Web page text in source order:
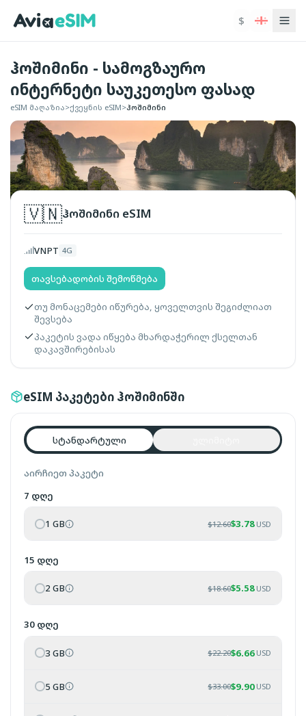
$
ჰოშიმინი - სამოგზაურო
ინტერნეტი საუკეთესო ფასად
eSIM მაღაზია>ქვეყნის eSIM>ჰოშიმინი
🇻🇳ჰოშიმინიeSIM
VNPT 4G
თავსებადობის შემოწმება
თუ მონაცემები იწურება, ყოველთვის შეგიძლიათ
შევსება
პაკეტის ვადა იწყება მხარდაჭერილ ქსელთან
დაკავშირებისას
eSIM პაკეტები ჰოშიმინში
სტანდარტული
აირჩიეთ პაკეტი
7 დღე
1 GB $12.60$3.78 USD
15 დღე
2 GB $18.60$5.58 USD
30 დღე
3 GB $22.20$6.66 USD
5 GB $33.00$9.90 USD